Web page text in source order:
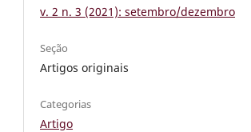
v. 2 n. 3 (2021): setembro/dezembro
Seção
Artigos originais
Categorias
Artigo